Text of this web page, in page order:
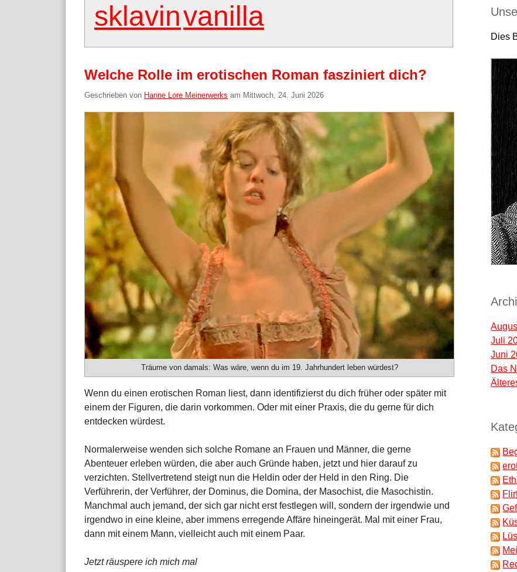
sklavinvanilla
Welche Rolle im erotischen Roman fasziniert dich?
Geschrieben von Hanne Lore Meinerwerks am Mittwoch, 24. Juni 2026
Träume von damals: Was wäre, wenn du im 19. Jahrhundert leben würdest?
Wenn du einen erotischen Roman liest, dann identifizierst du dich früher oder später mit
einem der Figuren, die darin vorkommen. Oder mit einer Praxis, die du gerne für dich
entdecken würdest.
Normalerweise wenden sich solche Romane an Frauen und Männer, die gerne
Abenteuer erleben würden, die aber auch Gründe haben, jetzt und hier darauf zu
verzichten. Stellvertretend steigt nun die Heldin oder der Held in den Ring. Die
Verführerin, der Verführer, der Dominus, die Domina, der Masochist, die Masochistin.
Manchmal auch jemand, der sich gar nicht erst festlegen will, sondern der irgendwie und
irgendwo in eine kleine, aber immens erregende Affäre hineingerät. Mal mit einer Frau,
dann mit einem Mann, vielleicht auch mit einem Paar.
Jetzt räuspere ich mich mal
Dies
Juli
Juni
Das